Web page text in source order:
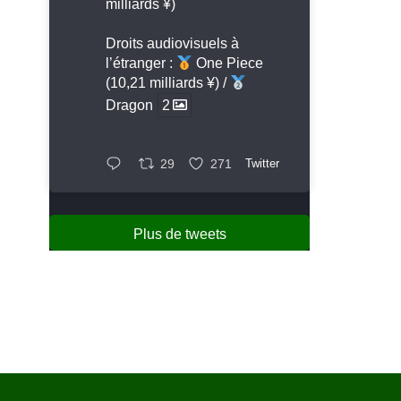
milliards ¥)
Droits audiovisuels à
l’étranger :
One Piece
(10,21 milliards ¥) /
Dragon
2
29 271 Twitter
Plus de tweets